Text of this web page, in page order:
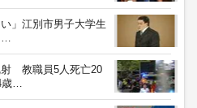
」江別市男子大学生
…
射 教職員5人死亡20
歳…